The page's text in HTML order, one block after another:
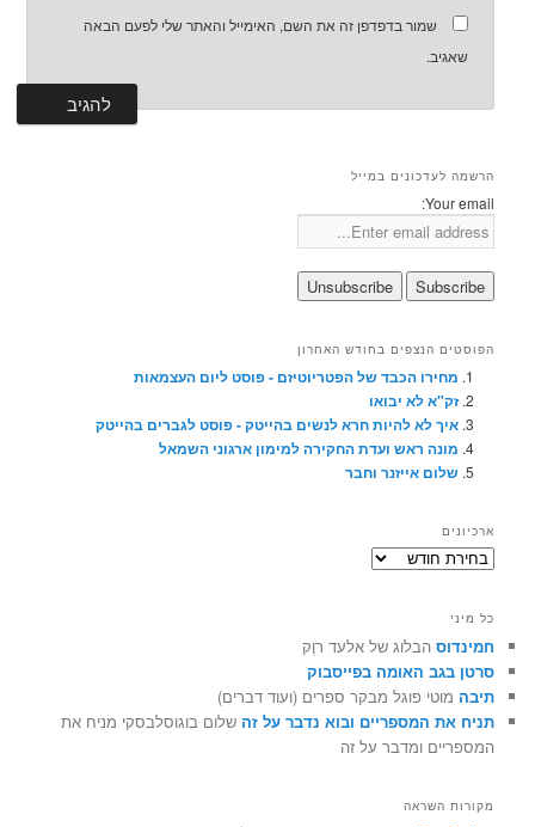
שמור בדפדפן זה את השם, האימייל והאתר שלי לפעם הבאה
שאגיב.
הרשמה לעדכונים במייל
Your email:
הפוסטים הנצפים בחודש האחרון
מחירו הכבד של הפטריוטיזם - פוסט ליום העצמאות
זק"א לא יבואו
איך לא להיות חרא לנשים בהייטק - פוסט לגברים בהייטק
מונה ראש ועדת החקירה למימון ארגוני השמאל
שלום אייזנר וחבר
ארכיונים
ארכיונים
כל מיני
חמינדוס הבלוג של אלעד רוֶק
סרטן בגב האומה בפייסבוק
תיבה מוטי פוגל מבקר ספרים (ועוד דברים)
תניח את המספריים ובוא נדבר על זה שלום בוגוסלבסקי מניח את
המספריים ומדבר על זה
מקורות השראה